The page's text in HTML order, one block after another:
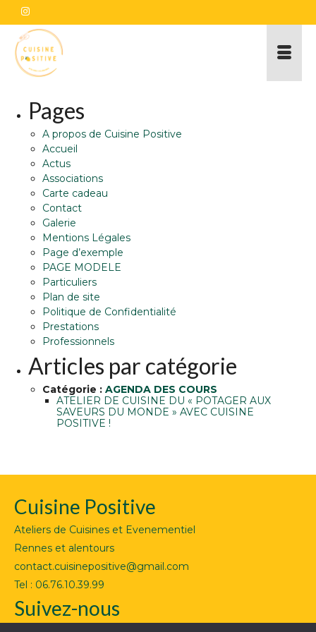
Pages
A propos de Cuisine Positive
Accueil
Actus
Associations
Carte cadeau
Contact
Galerie
Mentions Légales
Page d’exemple
PAGE MODELE
Particuliers
Plan de site
Politique de Confidentialité
Prestations
Professionnels
Articles par catégorie
Catégorie : AGENDA DES COURS
ATELIER DE CUISINE DU « POTAGER AUX
SAVEURS DU MONDE » AVEC CUISINE
POSITIVE !
Cuisine Positive
Ateliers de Cuisines et Evenementiel
Rennes et alentours
contact.cuisinepositive@gmail.com
Tel : 06.76.10.39.99
Suivez-nous